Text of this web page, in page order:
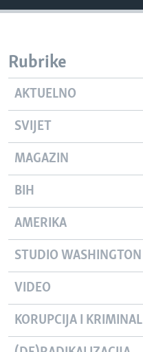
Rubrike
AKTUELNO
SVIJET
MAGAZIN
BIH
AMERIKA
STUDIO WASHINGTON
VIDEO
KORUPCIJA I KRIMINAL